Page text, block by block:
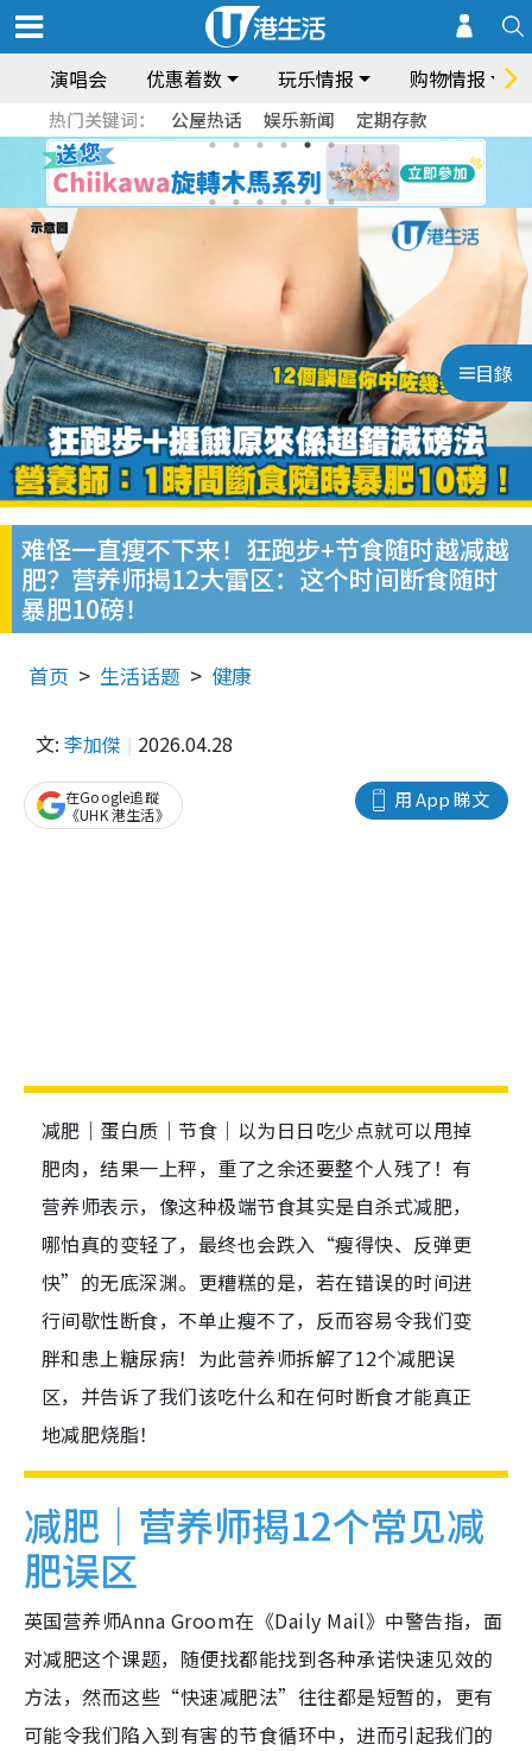
演唱会 优惠着数 玩乐情报 购物情报
热门关键词： 公屋热话 娱乐新闻 定期存款
目錄
难怪一直瘦不下来！狂跑步+节食随时越减越
肥？营养师揭12大雷区：这个时间断食随时
暴肥10磅！
首页 生活话题 健康
文: 李加傑 2026.04.28
用 App 睇文
在Google追蹤
《UHK 港生活》
减肥｜蛋白质｜节食｜以为日日吃少点就可以甩掉
肥肉，结果一上秤，重了之余还要整个人残了！有
营养师表示，像这种极端节食其实是自杀式减肥，
哪怕真的变轻了，最终也会跌入“瘦得快、反弹更
快”的无底深渊。更糟糕的是，若在错误的时间进
行间歇性断食，不单止瘦不了，反而容易令我们变
胖和患上糖尿病！为此营养师拆解了12个减肥误
区，并告诉了我们该吃什么和在何时断食才能真正
地减肥烧脂！
减肥｜营养师揭12个常见减
肥误区
英国营养师Anna Groom在《Daily Mail》中警告指，面
对减肥这个课题，随便找都能找到各种承诺快速见效的
方法，然而这些“快速减肥法”往往都是短暂的，更有
可能令我们陷入到有害的节食循环中，进而引起我们的